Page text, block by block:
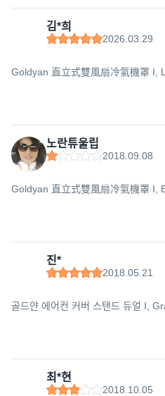
김*희
2026.03.29
Goldyan 直立式雙風扇冷氣機罩 I,
노란튜울립
2018.09.08
Goldyan 直立式雙風扇冷氣機罩 I,
진*
2018.05.21
골드얀 에어컨 커버 스탠드 듀얼 I,
최*현
2018.10.05